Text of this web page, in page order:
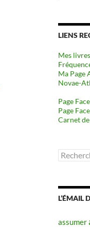
LIENS
Mes
Ma Page
Novae-
Page
Page
Carnet
L’ÉMAIL
assumer